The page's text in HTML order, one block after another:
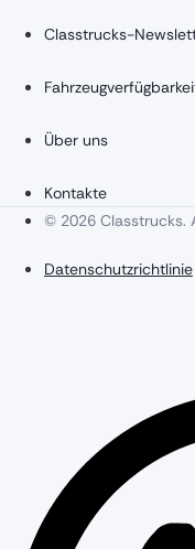
Classtrucks-
Über uns
Kontakte
© 2026 Classtrucks.
Datenschutzrichtlinie